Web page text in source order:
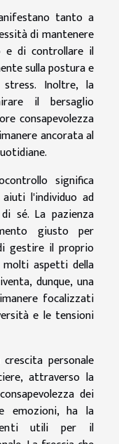
tanto a
di mantenere
e di controllare il
sulla postura e
Inoltre, la
il bersaglio
consapevolezza
ancorata al
significa
l'individuo ad
sé. La pazienza
giusto per
gestire il proprio
aspetti della
dunque, una
focalizzati
e le tensioni
personale
attraverso la
dei
emozioni, ha la
utili per il